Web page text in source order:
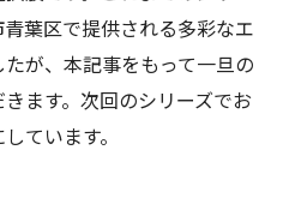
葉区で提供される多彩なエ
が、本記事をもって一旦の
ます。次回のシリーズでお
ています。